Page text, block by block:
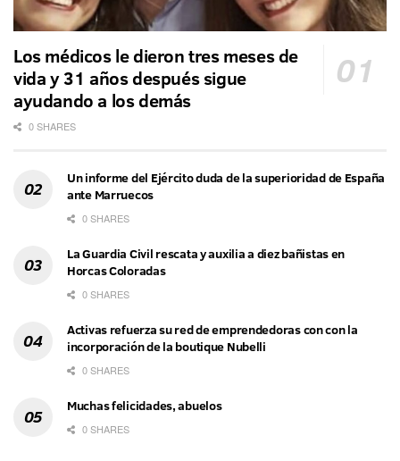
Los médicos le dieron tres meses de
vida y 31 años después sigue
ayudando a los demás
0 SHARES
Un informe del Ejército duda de la superioridad de España
ante Marruecos
0 SHARES
La Guardia Civil rescata y auxilia a diez bañistas en
Horcas Coloradas
0 SHARES
Activas refuerza su red de emprendedoras con con la
incorporación de la boutique Nubelli
0 SHARES
Muchas felicidades, abuelos
0 SHARES